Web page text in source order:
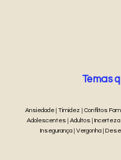
Temas
Ansiedade | Timidez | Conflitos
Adolescentes | Adultos |
Insegurança | Vergonha |